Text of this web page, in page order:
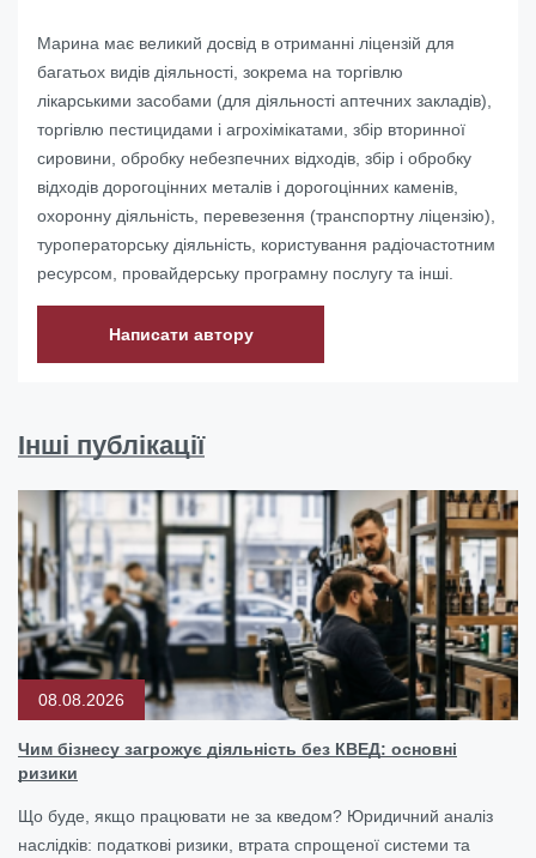
Марина має великий досвід в отриманні ліцензій для
багатьох видів діяльності, зокрема на торгівлю
лікарськими засобами (для діяльності аптечних закладів),
торгівлю пестицидами і агрохімікатами, збір вторинної
сировини, обробку небезпечних відходів, збір і обробку
відходів дорогоцінних металів і дорогоцінних каменів,
охоронну діяльність, перевезення (транспортну ліцензію),
туроператорську діяльність, користування радіочастотним
ресурсом, провайдерську програмну послугу та інші.
Написати автору
Інші публікації
08.08.2026
Чим бізнесу загрожує діяльність без КВЕД: основні
ризики
Що буде, якщо працювати не за кведом? Юридичний аналіз
наслідків: податкові ризики, втрата спрощеної системи та